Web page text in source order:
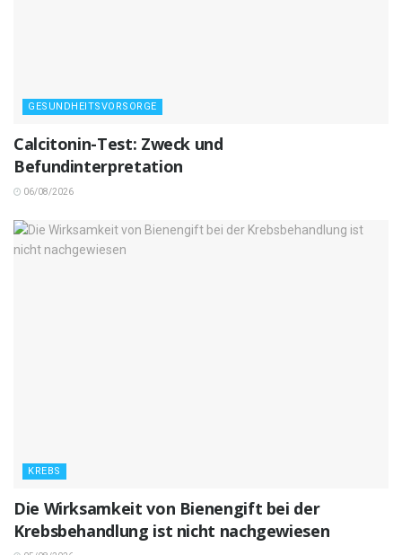
GESUNDHEITSVORSORGE
Calcitonin-Test: Zweck und
Befundinterpretation
06/08/2026
KREBS
Die Wirksamkeit von Bienengift bei der
Krebsbehandlung ist nicht nachgewiesen